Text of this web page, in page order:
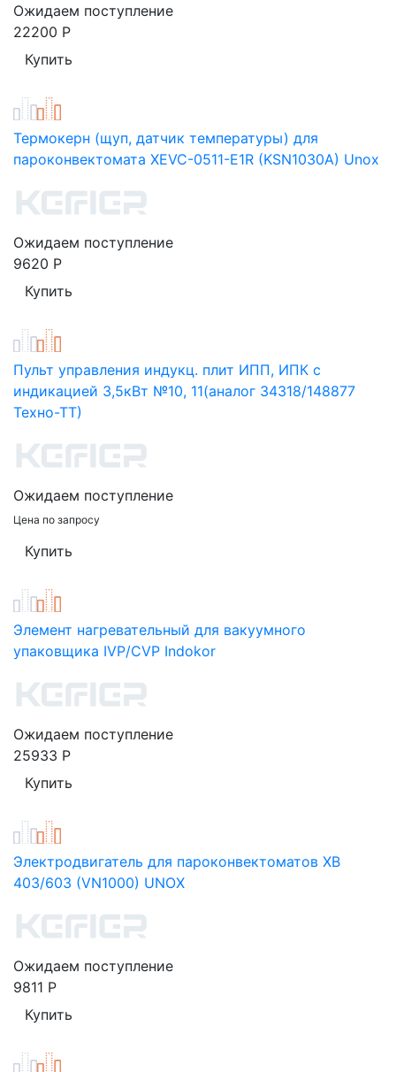
Ожидаем поступление
22200 Р
Термокерн (щуп, датчик температуры) для
пароконвектомата XEVC-0511-E1R (KSN1030A) Unox
Ожидаем поступление
9620 Р
Пульт управления индукц. плит ИПП, ИПК с
индикацией 3,5кВт №10, 11(аналог 34318/148877
Техно-ТТ)
Ожидаем поступление
Цена по запросу
Элемент нагревательный для вакуумного
упаковщика IVP/CVP Indokor
Ожидаем поступление
25933 Р
Электродвигатель для пароконвектоматов XB
403/603 (VN1000) UNOX
Ожидаем поступление
9811 Р